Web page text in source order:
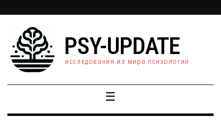
PSY-UPDATE
исследования из мира психологии
☰